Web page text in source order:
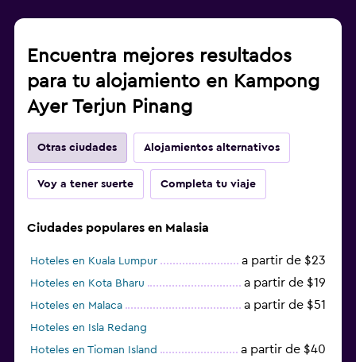
Encuentra mejores resultados
para tu alojamiento en Kampong
Ayer Terjun Pinang
Otras ciudades Alojamientos alternativos
Voy a tener suerte Completa tu viaje
Ciudades populares en Malasia
Hoteles en Kuala Lumpur a partir de $23
Hoteles en Kota Bharu a partir de $19
Hoteles en Malaca a partir de $51
Hoteles en Isla Redang
Hoteles en Tioman Island
a partir de $40